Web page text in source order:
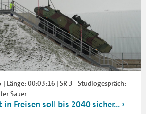
Länge: 00:03:16 | SR 3 - Studiogespräch:
Sauer
in Freisen soll bis 2040 sicher...